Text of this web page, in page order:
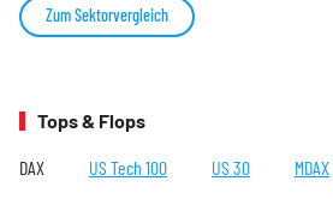
Zum Sektorvergleich
Tops & Flops
DAX US Tech 100 US 30 MDAX